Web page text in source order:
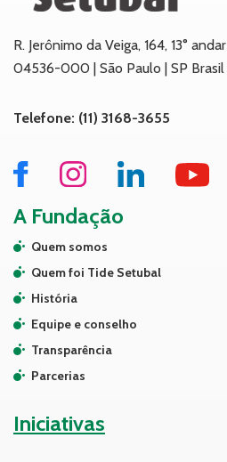
R. Jerônimo da Veiga, 164, 13° andar
04536-000 | São Paulo | SP Brasil
Telefone: (11) 3168-3655
A Fundação
Quem somos
Quem foi Tide Setubal
História
Equipe e conselho
Transparência
Parcerias
Iniciativas